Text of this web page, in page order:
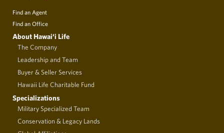
Find an Agent
Find an Office
About Hawai‘i Life
The Company
Leadership and Team
Buyer & Seller Services
Hawaii Life Charitable Fund
Specializations
Military Specialized Team
Conservation & Legacy Lands